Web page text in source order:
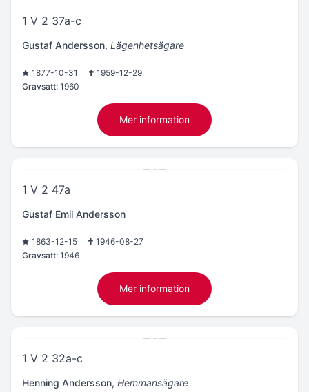
1 V 2 37a-c
Gustaf Andersson, Lägenhetsägare
1877-10-31
1959-12-29
Gravsatt: 1960
Mer information
1 V 2 47a
Gustaf Emil Andersson
1863-12-15
1946-08-27
Gravsatt: 1946
Mer information
1 V 2 32a-c
Henning Andersson, Hemmansägare